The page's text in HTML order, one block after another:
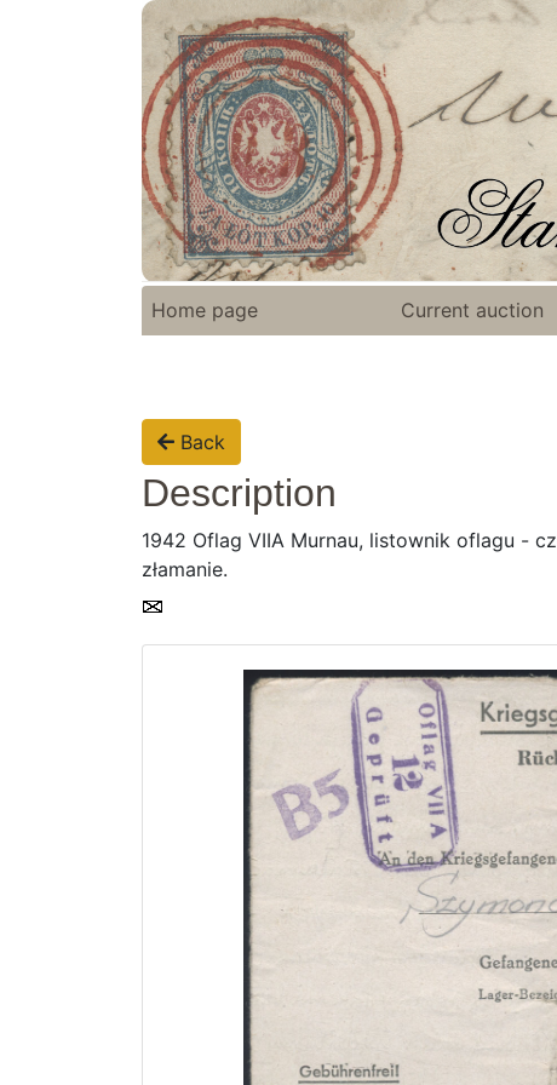
Home page Current auction
Back
Description
1942 Oflag VIIA Murnau, listownik oflagu -
złamanie.